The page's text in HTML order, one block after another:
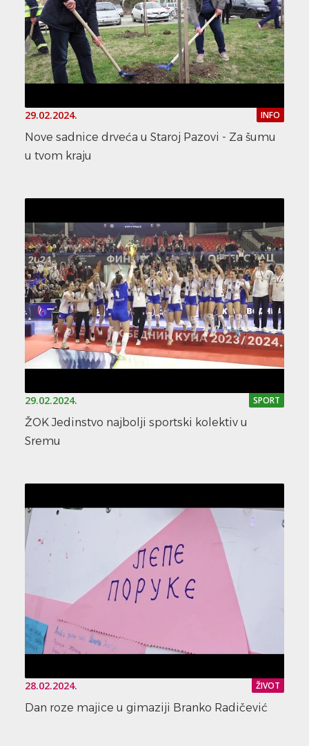
29.02.2024. INFO
Nove sadnice drveća u Staroj Pazovi - Za šumu
u tvom kraju
29.02.2024. SPORT
ŽOK Jedinstvo najbolji sportski kolektiv u
Sremu
28.02.2024. ŽIVOT
Dan roze majice u gimaziji Branko Radičević